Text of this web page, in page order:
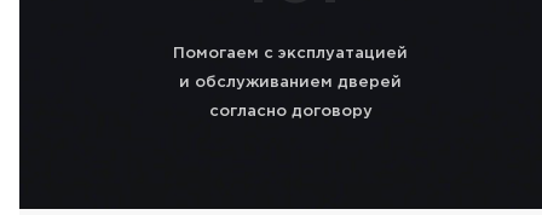
Помогаем с эксплуатацией
и обслуживанием дверей
согласно договору